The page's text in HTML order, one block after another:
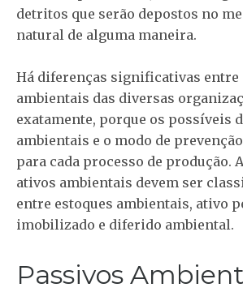
detritos que serão depostos no
natural de alguma maneira.
Há diferenças significativas entre
ambientais das diversas
exatamente, porque os possíveis
ambientais e o modo de
para cada processo de produção.
ativos ambientais devem ser
entre estoques ambientais, ativo
imobilizado e diferido ambiental.
Passivos